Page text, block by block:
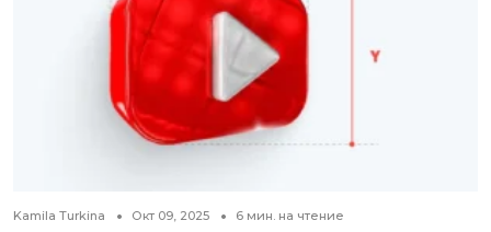
Kamila Turkina Окт 09, 2025 6 мин. на чтение